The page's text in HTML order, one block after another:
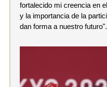
fortalecido mi creencia en
y la importancia de la
dan forma a nuestro futuro".